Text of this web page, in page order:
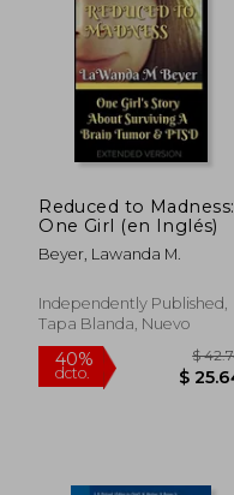
Reduced to Madness:
One Girl (en Inglés)
Beyer, Lawanda M.
Independently Published,
Tapa Blanda, Nuevo